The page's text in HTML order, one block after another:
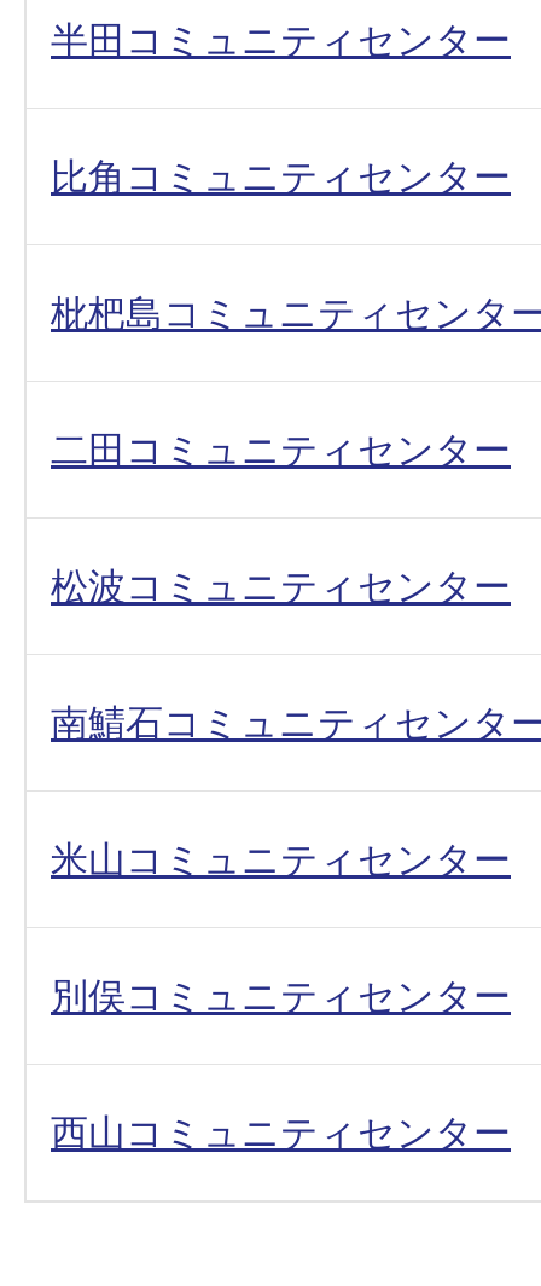
半田コミュニティセンター
比角コミュニティセンター
枇杷島コミュニティセンタ
二田コミュニティセンター
松波コミュニティセンター
南鯖石コミュニティセンタ
米山コミュニティセンター
別俣コミュニティセンター
西山コミュニティセンター